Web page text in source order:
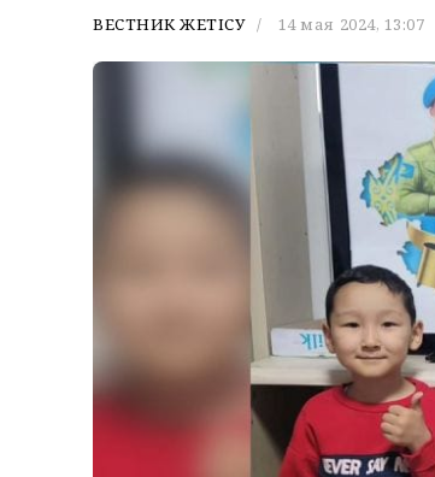
ВЕСТНИК ЖЕТІСУ 14 мая 2024, 13:07